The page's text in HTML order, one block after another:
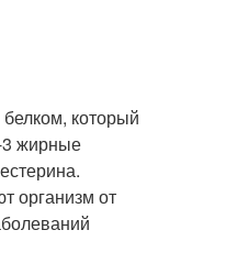
который
3 жирные
организм от